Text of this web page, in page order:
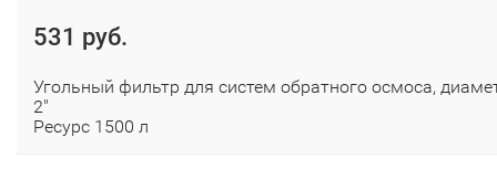
531 руб.
Угольный фильтр для систем обратного осмоса,
2"
Ресурс 1500 л